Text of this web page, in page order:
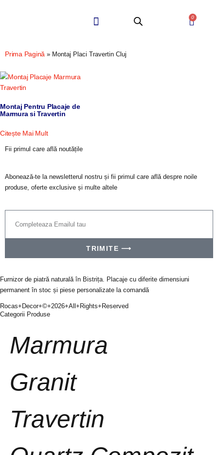
0
Prima Pagină » Montaj Placi Travertin Cluj
Montaj Pentru Placaje de
Marmura si Travertin
Citește Mai Mult
Fii primul care află noutățile
Abonează-te la newsletterul nostru și fii primul care află despre noile
produse, oferte exclusive și multe altele
TRIMITE ⟶
Furnizor de piatră naturală în Bistrița. Placaje cu diferite dimensiuni
permanent în stoc și piese personalizate la comandă
Rocas+Decor+©+2026+All+Rights+Reserved
Categorii Produse
Marmura
Granit
Travertin